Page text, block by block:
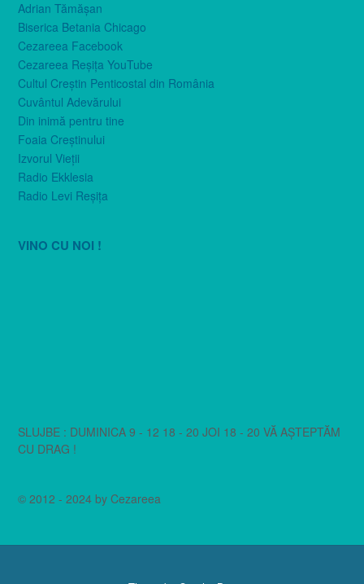
Adrian Tămăşan
Biserica Betania Chicago
Cezareea Facebook
Cezareea Reşiţa YouTube
Cultul Creştin Penticostal din România
Cuvântul Adevărului
Din inimă pentru tine
Foaia Creştinului
Izvorul Vieţii
Radio Ekklesia
Radio Levi Reşiţa
VINO CU NOI !
SLUJBE : DUMINICA 9 - 12 18 - 20 JOI 18 - 20 VĂ AȘTEPTĂM
CU DRAG !
© 2012 - 2024 by Cezareea